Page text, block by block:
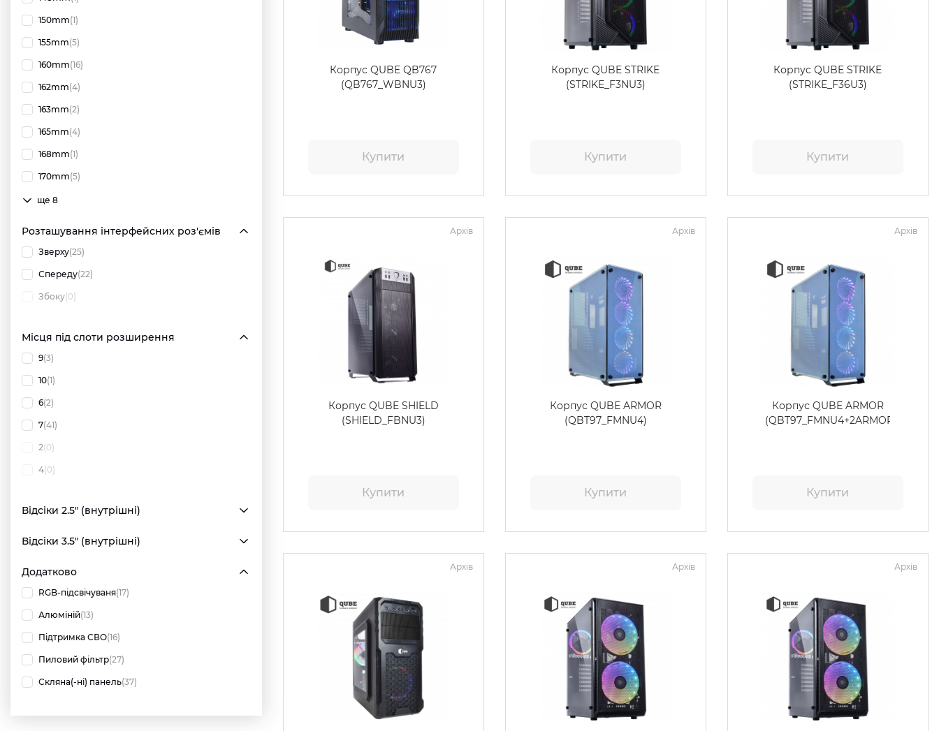
150mm(1)
155mm(5)
160mm(16)
162mm(4)
163mm(2)
165mm(4)
168mm(1)
170mm(5)
ще 8
Розташування інтерфейсних роз'ємів
Зверху(25)
Спереду(22)
Збоку(0)
Місця під слоти розширення
9(3)
10(1)
6(2)
7(41)
2(0)
4(0)
Відсіки 2.5" (внутрішні)
Відсіки 3.5" (внутрішні)
Додатково
RGB-підсвічуваня(17)
Алюміній(13)
Підтримка СВО(16)
Пиловий фільтр(27)
Скляна(-ні) панель(37)
Корпус QUBE QB767
(QB767_WBNU3)
Купити
Корпус QUBE STRIKE
(STRIKE_F3NU3)
Купити
Корпус QUBE STRIKE
(STRIKE_F36U3)
Купити
Архів
Корпус QUBE SHIELD
(SHIELD_FBNU3)
Купити
Архів
Корпус QUBE ARMOR
(QBT97_FMNU4)
Купити
Архів
Корпус QUBE ARMOR
(QBT97_FMNU4+2ARMOR)
Купити
Архів Архів Архів